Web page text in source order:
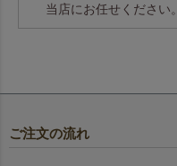
当店にお任せください。
ご注文の流れ